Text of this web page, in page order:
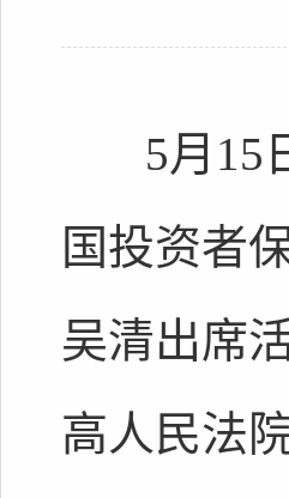
5月15日
国投资者
吴清出席
高人民法